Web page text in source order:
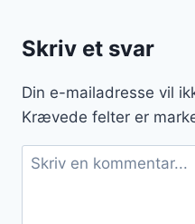
Skriv et svar
Din e-mailadresse vil
Krævede felter er